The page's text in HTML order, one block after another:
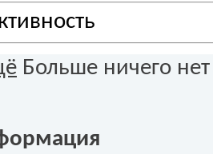
Больше ничего нет